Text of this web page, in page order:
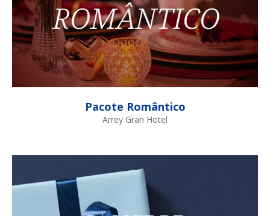
Pacote Romântico
Arrey Gran Hotel